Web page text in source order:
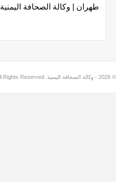
طهران | وكالة الصحافة اليمنية
© 2026 - وكالة الصحافة اليمنية. All Rights Reserved.